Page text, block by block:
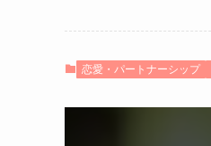
恋愛・パートナーシップ